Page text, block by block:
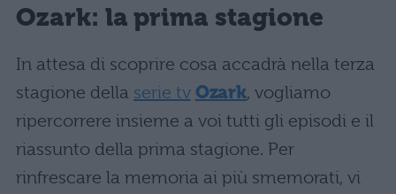
Ozark: la prima stagione
In attesa di scoprire cosa accadrà nella terza
stagione della serie tv Ozark, vogliamo
ripercorrere insieme a voi tutti gli episodi e il
riassunto della prima stagione. Per
rinfrescare la memoria ai più smemorati, vi